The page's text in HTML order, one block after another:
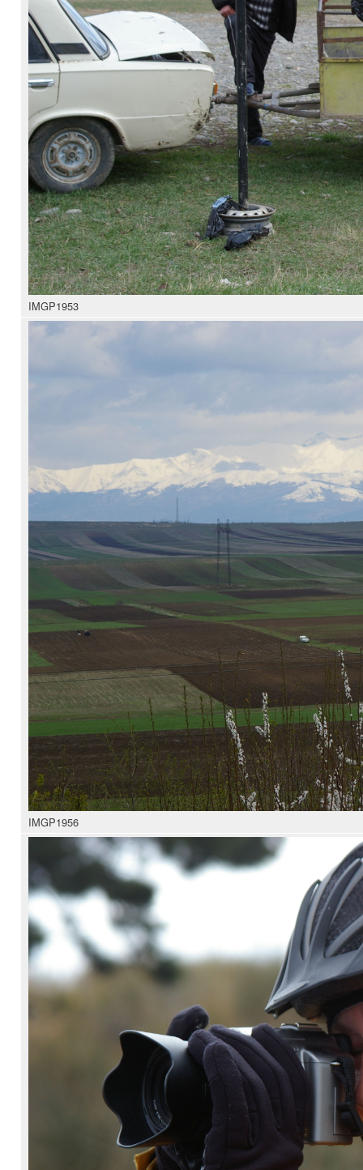
IMGP1953
IMGP1956